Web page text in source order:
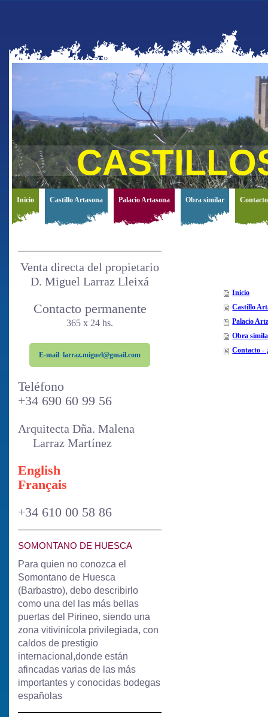
Inicio Castillo Artasona Palacio Artasona Obra similar
Venta directa del propietario
D. Miguel Larraz Lleixá
Contacto permanente
365 x 24 hs.
E-mail larraz.miguel@gmail.com
Teléfono
+34 690 60 99 56
Arquitecta Dña. Malena
Larraz Martínez
English
Français
+34 610 00 58 86
SOMONTANO DE HUESCA
Para quien no conozca el
Somontano de Huesca
(Barbastro), debo describirlo
como una del las más bellas
puertas del Pirineo, siendo una
zona vitivinícola privilegiada, con
caldos de prestigio
internacional,donde están
afincadas varias de las más
importantes y conocidas bodegas
españolas
Inicio
Castillo
Palacio
Obra
Contacto -